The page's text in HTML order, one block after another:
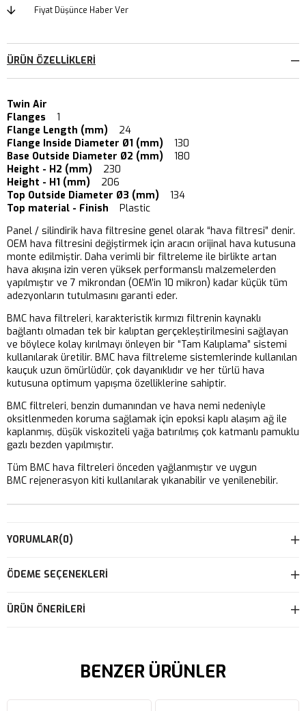
Fiyat Düşünce Haber Ver
ÜRÜN ÖZELLIKLERI
Twin Air
Flanges 1
Flange Length (mm) 24
Flange Inside Diameter Ø1 (mm) 130
Base Outside Diameter Ø2 (mm) 180
Height - H2 (mm) 230
Height - H1 (mm) 206
Top Outside Diameter Ø3 (mm) 134
Top material - Finish Plastic
Panel / silindirik hava filtresine genel olarak “hava filtresi” denir.
OEM hava filtresini değiştirmek için aracın orijinal hava kutusuna
monte edilmiştir. Daha verimli bir filtreleme ile birlikte artan
hava akışına izin veren yüksek performanslı malzemelerden
yapılmıştır ve 7 mikrondan (OEM’in 10 mikron) kadar küçük tüm
adezyonların tutulmasını garanti eder.
BMC hava filtreleri, karakteristik kırmızı filtrenin kaynaklı
bağlantı olmadan tek bir kalıptan gerçekleştirilmesini sağlayan
ve böylece kolay kırılmayı önleyen bir “Tam Kalıplama” sistemi
kullanılarak üretilir. BMC hava filtreleme sistemlerinde kullanılan
kauçuk uzun ömürlüdür, çok dayanıklıdır ve her türlü hava
kutusuna optimum yapışma özelliklerine sahiptir.
BMC filtreleri, benzin dumanından ve hava nemi nedeniyle
oksitlenmeden koruma sağlamak için epoksi kaplı alaşım ağ ile
kaplanmış, düşük viskoziteli yağa batırılmış çok katmanlı pamuklu
gazlı bezden yapılmıştır.
Tüm BMC hava filtreleri önceden yağlanmıştır ve uygun
BMC rejenerasyon kiti kullanılarak yıkanabilir ve yenilenebilir.
YORUMLAR(0)
ÖDEME SEÇENEKLERI
ÜRÜN ÖNERILERI
BENZER ÜRÜNLER